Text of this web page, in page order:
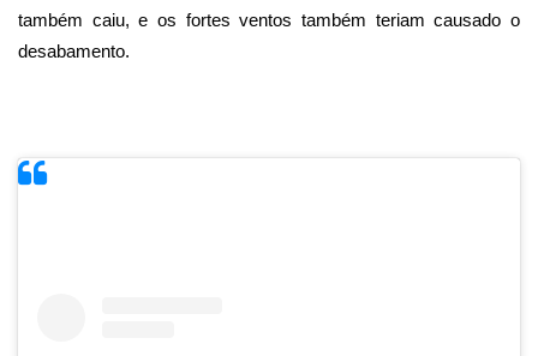
também caiu, e os fortes ventos também teriam causado o
desabamento.